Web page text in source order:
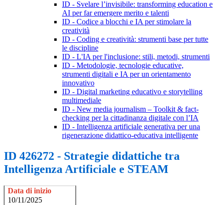
ID - Svelare l’invisibile: transforming education e
AI per far emergere merito e talenti
ID - Codice a blocchi e IA per stimolare la
creatività
ID - Coding e creatività: strumenti base per tutte
le discipline
ID - L'IA per l'inclusione: stili, metodi, strumenti
ID - Metodologie, tecnologie educative,
strumenti digitali e IA per un orientamento
innovativo
ID - Digital marketing educativo e storytelling
multimediale
ID - New media journalism – Toolkit & fact-
checking per la cittadinanza digitale con l’IA
ID - Intelligenza artificiale generativa per una
rigenerazione didattico-educativa intelligente
ID 426272 - Strategie didattiche tra
Intelligenza Artificiale e STEAM
Data di inizio
10/11/2025